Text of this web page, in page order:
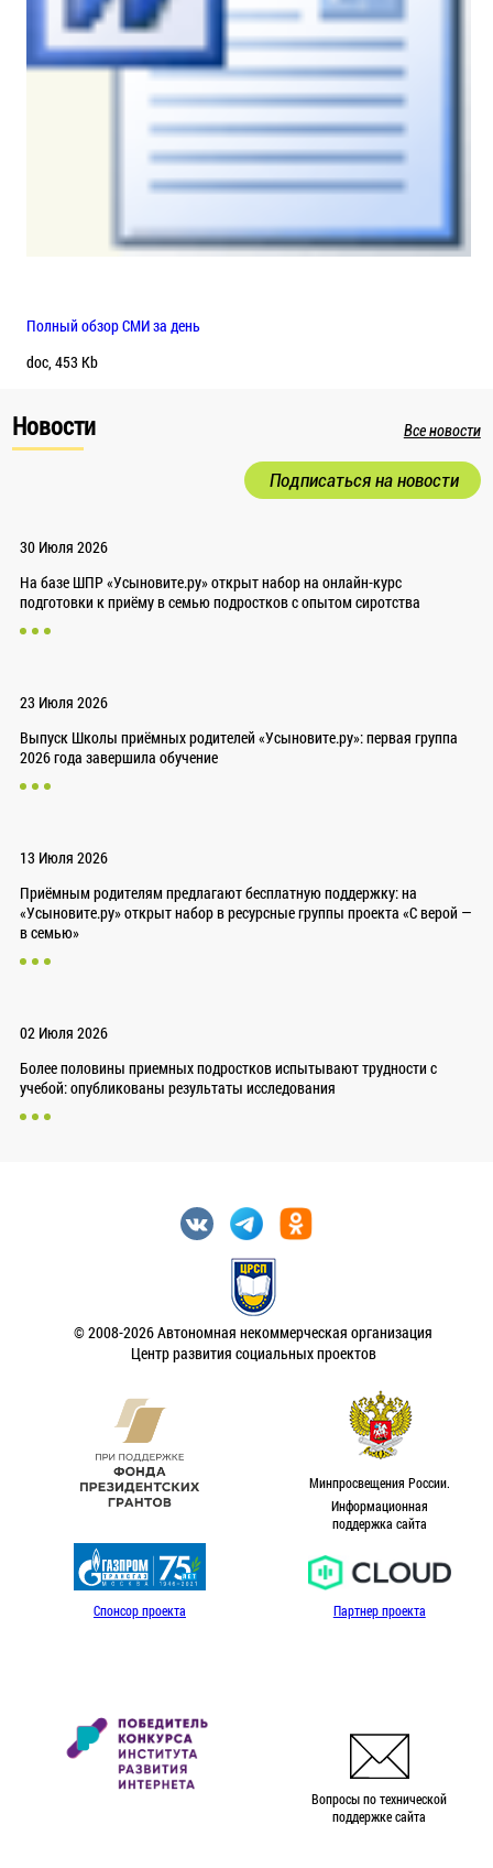
Полный обзор СМИ за день
doc, 453 Kb
Новости Все новости
Подписаться на новости
30 Июля 2026
На базе ШПР «Усыновите.ру» открыт набор на онлайн-курс
подготовки к приёму в семью подростков с опытом сиротства
23 Июля 2026
Выпуск Школы приёмных родителей «Усыновите.ру»: первая группа
2026 года завершила обучение
13 Июля 2026
Приёмным родителям предлагают бесплатную поддержку: на
«Усыновите.ру» открыт набор в ресурсные группы проекта «С верой —
в семью»
02 Июля 2026
Более половины приемных подростков испытывают трудности с
учебой: опубликованы результаты исследования
© 2008-2026 Автономная некоммерческая организация
Центр развития социальных проектов
Минпросвещения России.
Информационная
поддержка сайта
Спонсор проекта Партнер проекта
Вопросы по технической
поддержке сайта